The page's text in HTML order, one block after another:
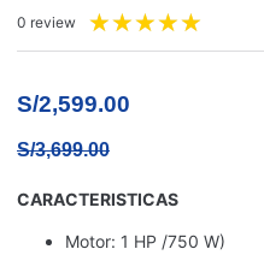
0 review ★★★★★
S/2,599.00
S/3,699.00
CARACTERISTICAS
Motor: 1 HP /750 W)